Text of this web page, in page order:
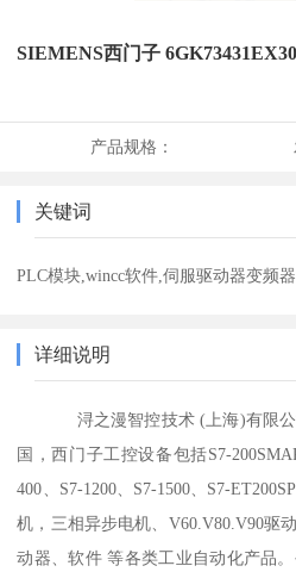
SIEMENS西门子
产品规格：
关键词
PLC模块,wincc软件,伺服驱动器变频器
详细说明
浔之漫智控技术 (上海)有限公
国，西门子工控设备包括S7-
400、S7-1200、S7-1500、S7-
机，三相异步电机、V60.V80.V90驱
动器、软件 等各类工业自动化产品